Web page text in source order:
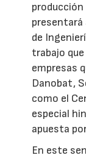
presentará
de
trabajo
empresas
Danobat,
como el
especial
apuesta
En este